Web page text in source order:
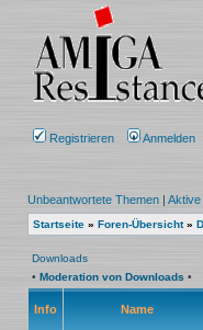
Registrieren Anmelden
Unbeantwortete Themen | Aktive
Startseite » Foren-Übersicht»
Downloads
• Moderation von Downloads •
Info Name